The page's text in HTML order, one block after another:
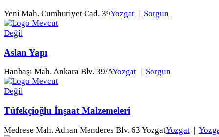
Yeni Mah. Cumhuriyet Cad. 39Yozgat | Sorgun
Aslan Yapı
Hanbaşı Mah. Ankara Blv. 39/AYozgat Sorgun
Tüfekçioğlu İnşaat Malzemeleri
Medrese Mah. Adnan Menderes Blv. 63 YozgatYozgat |